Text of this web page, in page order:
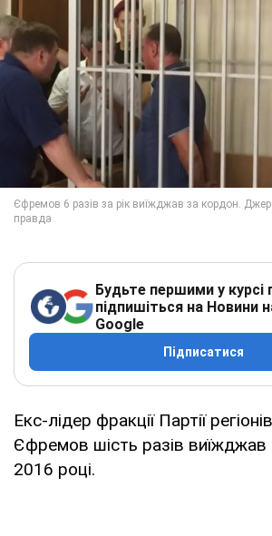
Будьте першими у курсі
підпишіться на Новини
Google
Підписатися
Екс-лідер фракції Партії
Єфремов шість разів виїжджав
2016 році.